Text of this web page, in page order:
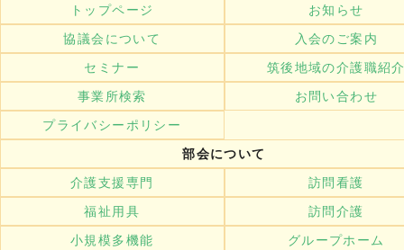
トップページ
お知らせ
協議会について
入会のご案内
セミナー
筑後地域の介護職紹
事業所検索
お問い合わせ
プライバシーポリシー
部会について
介護支援専門
訪問看護
福祉用具
訪問介護
小規模多機能
グループホーム